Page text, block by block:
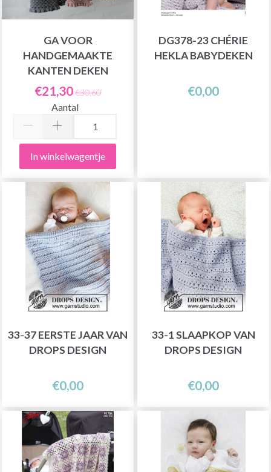
GA VOOR
HANDGEMAAKTE
KANTEN DEKEN
€21,30€30,60
Aantal
In winkelwagentje
DG378-23 CHÉRIE
HEKLA BABYDEKEN
€0,00
33-37 EERSTE JAAR VAN
DROPS DESIGN
€0,00
33-1 SLAAPKOP VAN
DROPS DESIGN
€0,00